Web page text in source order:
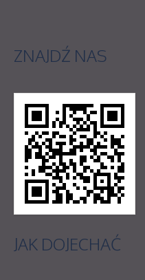
ZNAJDŹ NAS
JAK DOJECHAĆ